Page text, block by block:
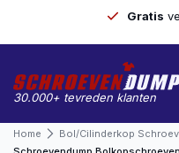
Gratis
30.000+ tevreden klanten
Home
Bol/cilinderkop